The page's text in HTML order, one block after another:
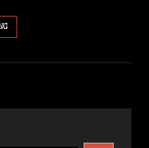
CARI
FELTRI
FACCI…